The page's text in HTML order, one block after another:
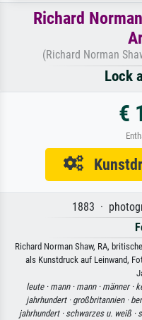
Richard
(Richard Norman
Lock
€
1883 ·
Richard Norman Shaw, RA,
als Kunstdruck auf Leinwand,
leute · mann · mann · männer ·
jahrhundert · großbritannien ·
jahrhundert · schwarzes u. weiß ·